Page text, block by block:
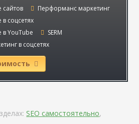
Перформанс маркетинг
соцсетях
YouTube
SERM
в соцсетях
SEO самостоятельно,